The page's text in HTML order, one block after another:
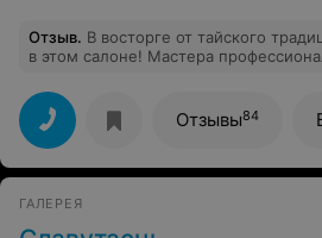
Отзыв. В восторге от тайского
в этом салоне! Мастера
расслабляет. Время там очень
хочется возвращаться снова и
массаж и атмосфера на 100%
Рекомендую всем именно этот
Вам за великолепный отдых,
Отзывы84
ГАЛЕРЕЯ